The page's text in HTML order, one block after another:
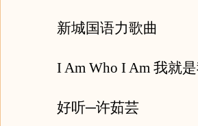
新城国语力歌曲
I Am Who I Am 我就是
好听─许茹芸